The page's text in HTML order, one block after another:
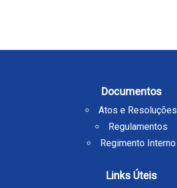
Documentos
Atos e Resoluções
Regulamentos
Regimento Interno
Links Úteis